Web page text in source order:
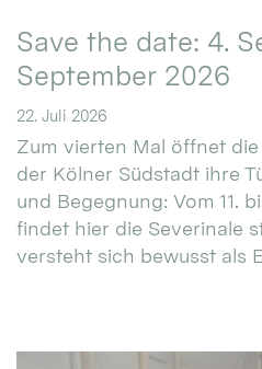
Save the date: 4.
September 2026
22. Juli 2026
Zum vierten Mal öffnet die
der Kölner Südstadt ihre
und Begegnung: Vom 11.
findet hier die Severinale
versteht sich bewusst als